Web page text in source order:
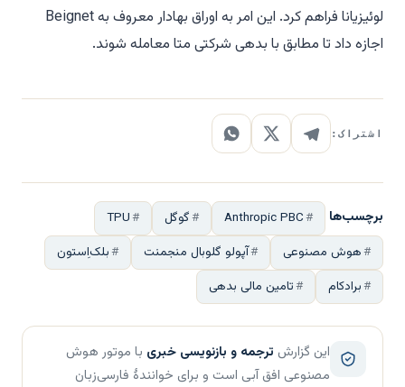
لوئیزیانا فراهم کرد. این امر به اوراق بهادار معروف به Beignet
اجازه داد تا مطابق با بدهی شرکتی متا معامله شوند.
اشتراک:
برچسب‌ها Anthropic PBC گوگل
TPU
هوش مصنوعی
آپولو گلوبال منجمنت
بلک‌اِستون
برادکام
تامین مالی بدهی
این گزارش ترجمه و بازنویسی خبری با موتور هوش
مصنوعی افق آبی است و برای خوانندهٔ فارسی‌زبان